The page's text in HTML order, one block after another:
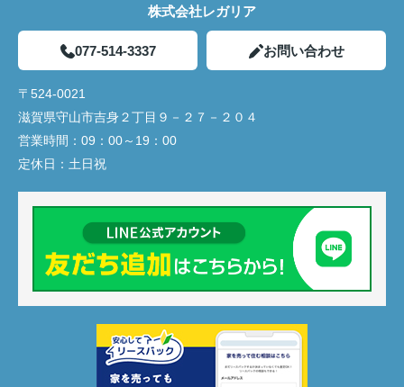
株式会社レガリア
077-514-3337 お問い合わせ
〒524-0021
滋賀県守山市吉身２丁目９－２７－２０４
営業時間： 09：00～19：00
定休日： 土日祝